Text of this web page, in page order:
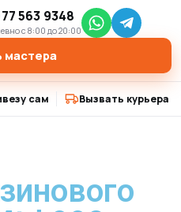
990 в Москве
563 9348
с 8:00 до 20:00
мастера
сам Вызвать курьера